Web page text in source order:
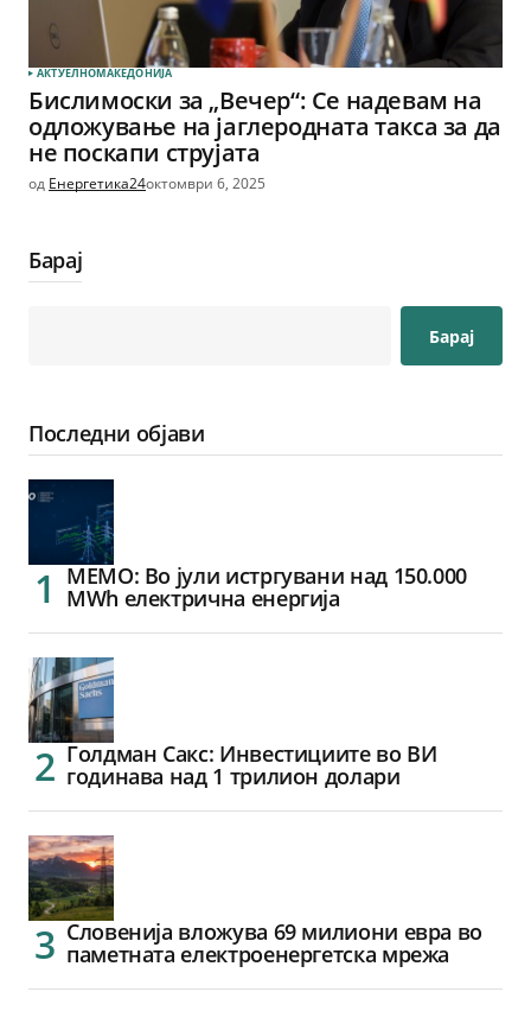
АКТУЕЛНОМАКЕДОНИЈА
Бислимоски за „Вечер“: Се надевам на
одложување на јаглеродната такса за да
не поскапи струјата
од Енергетика24октомври 6, 2025
Барај
Барај
Последни објави
МЕМО: Во јули истргувани над 150.000
MWh електрична енергија
Голдман Сакс: Инвестициите во ВИ
годинава над 1 трилион долари
Словенија вложува 69 милиони евра во
паметната електроенергетска мрежа